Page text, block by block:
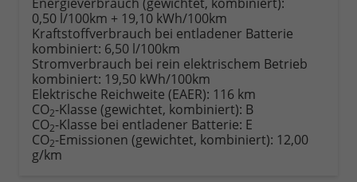
0,50 l/100km + 19,10 kWh/100km
Kraftstoffverbrauch bei entladener Batterie
kombiniert: 6,50 l/100km
Stromverbrauch bei rein elektrischem Betrieb
kombiniert: 19,50 kWh/100km
Elektrische Reichweite (EAER): 116 km
CO2-Klasse (gewichtet, kombiniert): B
CO2-Klasse bei entladener Batterie: E
CO2-Emissionen (gewichtet, kombiniert): 12,00
g/km